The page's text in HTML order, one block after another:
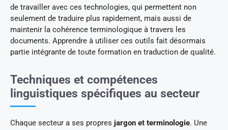
de travailler avec ces technologies, qui permettent non
seulement de traduire plus rapidement, mais aussi de
maintenir la cohérence terminologique à travers les
documents. Apprendre à utiliser ces outils fait désormais
partie intégrante de toute formation en traduction de qualité.
Techniques et compétences
linguistiques spécifiques au secteur
Chaque secteur a ses propres jargon et terminologie. Une